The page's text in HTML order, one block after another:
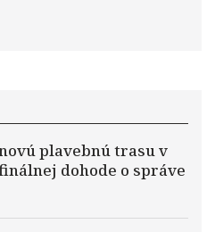
plavebnú trasu v
dohode o správe